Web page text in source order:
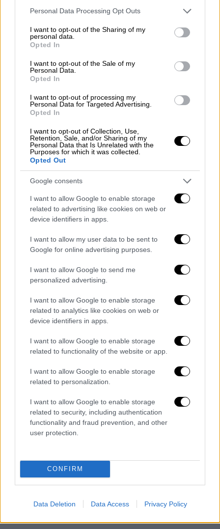
Please note that this website/app uses one or more Google
not limited to your visit or usage behaviour. You may click to
grant or deny consent to Google and its third-party tags to
use your data for below specified purposes in below Google
consent section.
Personal Data Processing Opt Outs
I want to opt-out of the Sharing of my
personal data.
Opted In
I want to opt-out of the Sale of my
Personal Data.
Opted In
I want to opt-out of processing my
Personal Data for Targeted Advertising.
Opted In
I want to opt-out of Collection, Use,
Retention, Sale, and/or Sharing of my
Personal Data that Is Unrelated with the
Purposes for which it was collected.
Opted Out
Google consents
I want to allow Google to enable storage
related to advertising like cookies on web or
device identifiers in apps.
I want to allow my user data to be sent to
Google for online advertising purposes.
I want to allow Google to send me
personalized advertising.
I want to allow Google to enable storage
related to analytics like cookies on web or
device identifiers in apps.
I want to allow Google to enable storage
related to functionality of the website or app.
I want to allow Google to enable storage
related to personalization.
I want to allow Google to enable storage
related to security, including authentication
functionality and fraud prevention, and other
user protection.
CONFIRM
Data Deletion Data Access Privacy Policy
συγκρατούμενων του.
Πολλές ζωές, πολλές μικρές ιστορίες
φόβου, φιλίας, συντροφικότητας, ελπίδας,
ονειροπόλησης. Έξω από το στρατόπεδο, η
μνηστή του Ναπολέοντα, Χαρά Λιουδάκη, με
δίπλα στον αρραβωνιαστικό της, έστω κι αν
οι συναντήσεις τους ήταν για ελάχιστες
στιγμές στα επισκεπτήρια, και πάντα υπό
την επιτήρηση ενόπλων φρουρών.
Η τύχη του Ναπολέοντα και άλλων 199
συγκρατούμενων τουαποφασίζεται μετά την
ενέδρα της ελληνικής αντίστασης στον
Στρατιωτικό Διοικητή Λακωνίας, σε χαράδρα
της περιοχής των Μολάων. Ο θάνατος του
Διοικητή Κρες και τριών Γερμανών της
συνοδείας του επιφέρει ως αντίποινα την
εκτέλεση 50 Ελλήνων για κάθε ένα Γερμανό.
Ο Σουκατζίδης είναι στη λίστα των 200
μελλοθάνατων.Την ημέρα της εκτέλεσης
βρίσκεται μπροστά σε ένα δίλλημα ζωής,
όταν ο Φίσερ, που μέσα στο διάστημα της
φυλάκισης του Σουκατζίδη στο Χαϊδάρι
διερμηνέα, του δίνει τη δυνατότητα να
εξαιρεθεί βάζοντας στη θέση του ως
διακοσιοστό άλλον.